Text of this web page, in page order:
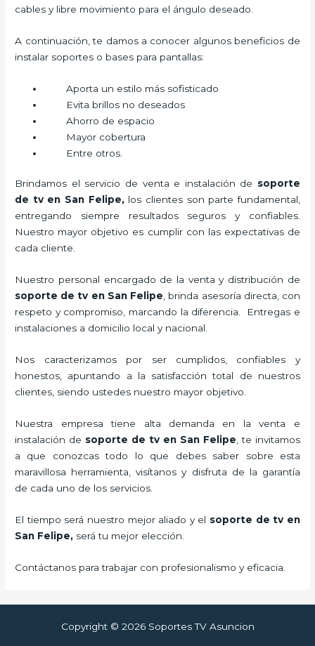
cables y libre movimiento para el ángulo deseado.
A continuación, te damos a conocer algunos beneficios de
instalar soportes o bases para pantallas:
Aporta un estilo más sofisticado
Evita brillos no deseados
Ahorro de espacio
Mayor cobertura
Entre otros.
Brindamos el servicio de venta e instalación de soporte
de tv en San Felipe, los clientes son parte fundamental,
entregando siempre resultados seguros y confiables.
Nuestro mayor objetivo es cumplir con las expectativas de
cada cliente.
Nuestro personal encargado de la venta y distribución de
soporte de tv en San Felipe, brinda asesoría directa, con
respeto y compromiso, marcando la diferencia. Entregas e
instalaciones a domicilio local y nacional.
Nos caracterizamos por ser cumplidos, confiables y
honestos, apuntando a la satisfacción total de nuestros
clientes, siendo ustedes nuestro mayor objetivo.
Nuestra empresa tiene alta demanda en la venta e
instalación de soporte de tv en San Felipe , te invitamos
a que conozcas todo lo que debes saber sobre esta
maravillosa herramienta, visítanos y disfruta de la garantía
de cada uno de los servicios.
El tiempo será nuestro mejor aliado y el soporte de tv en
San Felipe, será tu mejor elección.
Contáctanos para trabajar con profesionalismo y eficacia.
Copyright © 2026 Soportes TV Asuncion